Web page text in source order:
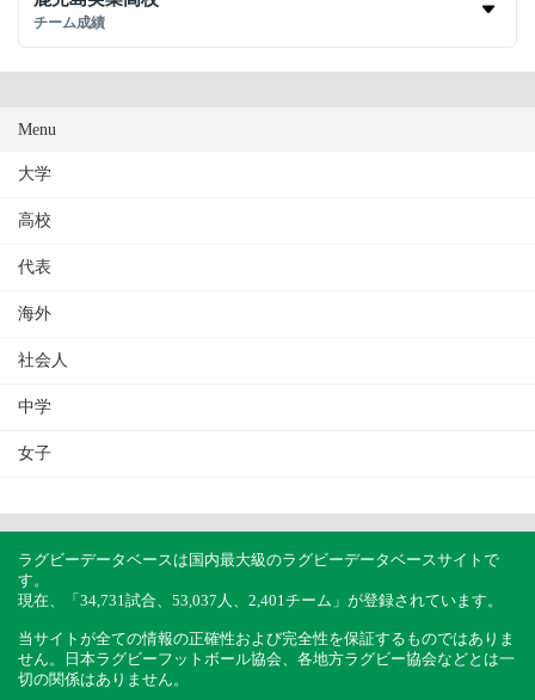
チーム成績
Menu
大学
高校
代表
海外
社会人
中学
女子
ラグビーデータベースは国内最大級のラグビーデータベースサイトで
す。
現在、「34,731試合、53,037人、2,401チーム」が登録されています。
当サイトが全ての情報の正確性および完全性を保証するものではありま
せん。日本ラグビーフットボール協会、各地方ラグビー協会などとは一
切の関係はありません。